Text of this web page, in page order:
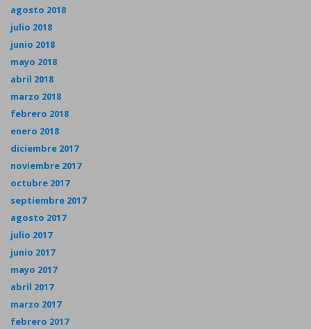
agosto 2018
julio 2018
junio 2018
mayo 2018
abril 2018
marzo 2018
febrero 2018
enero 2018
diciembre 2017
noviembre 2017
octubre 2017
septiembre 2017
agosto 2017
julio 2017
junio 2017
mayo 2017
abril 2017
marzo 2017
febrero 2017